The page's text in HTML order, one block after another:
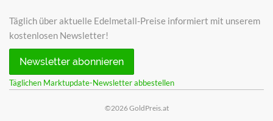
Täglich über aktuelle Edelmetall-Preise informiert mit unserem
kostenlosen Newsletter!
Newsletter abonnieren
Täglichen Marktupdate-Newsletter abbestellen
©2026 GoldPreis.at